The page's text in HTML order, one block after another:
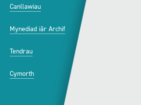
Canllawiau
Mynediad iâr Archif
Tendrau
Cymorth